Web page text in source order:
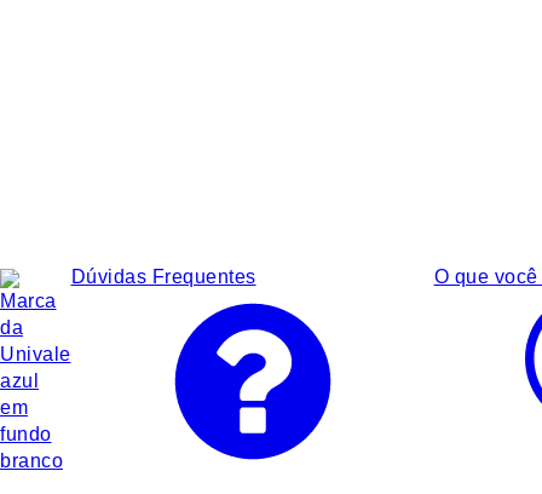
Dúvidas Frequentes O que